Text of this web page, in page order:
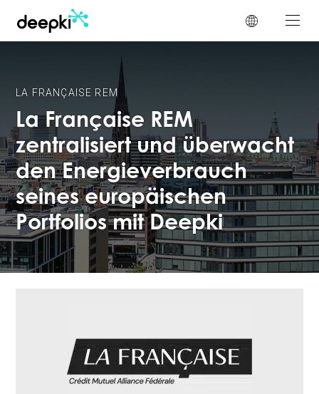
LA FRANÇAISE REM
La Française REM
zentralisiert und überwacht
den Energieverbrauch
seines europäischen
Portfolios mit Deepki
Cookie-Einstellungen